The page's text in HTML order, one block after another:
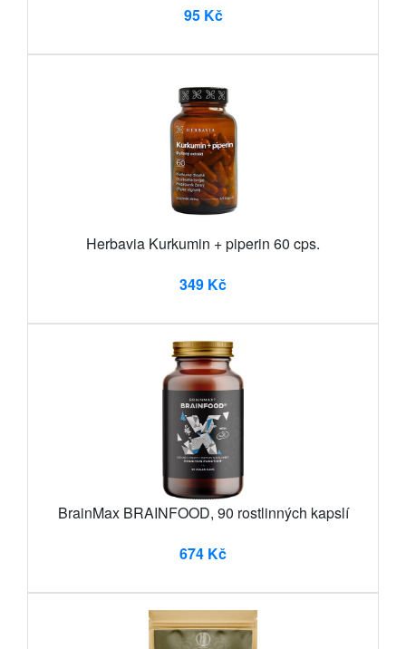
95 Kč
Herbavia Kurkumin + piperin 60 cps.
349 Kč
BrainMax BRAINFOOD, 90 rostlinných kapslí
674 Kč